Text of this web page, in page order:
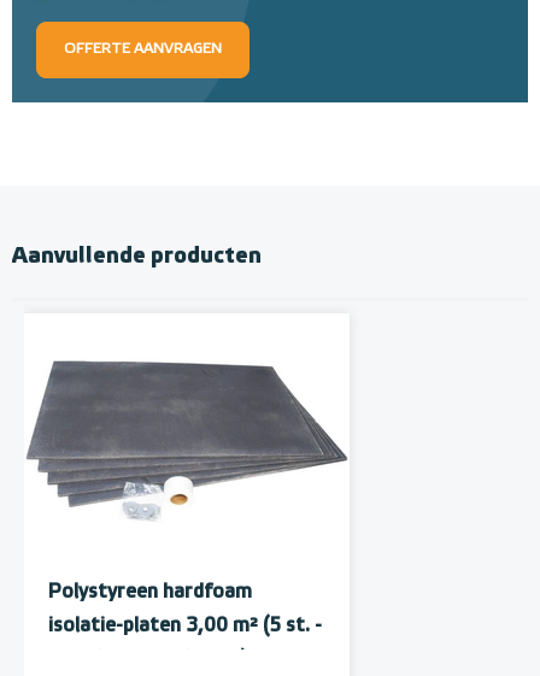
OFFERTE AANVRAGEN
Aanvullende producten
Polystyreen hardfoam
isolatie-platen 3,00 m² (5 st. -